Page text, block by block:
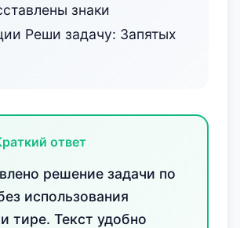
знаки
Реши задачу: Запятых
ответ
решение задачи по
использования
тире. Текст удобно